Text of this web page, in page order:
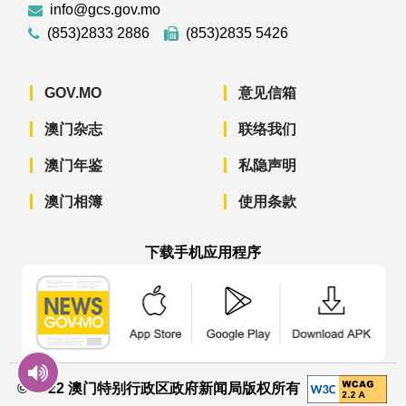
info@gcs.gov.mo
(853)2833 2886
(853)2835 5426
GOV.MO
澳门杂志
澳门年鉴
澳门相簿
意见信箱
联络我们
私隐声明
使用条款
下载手机应用程序
© 2022 澳门特别行政区政府新闻局版权所有